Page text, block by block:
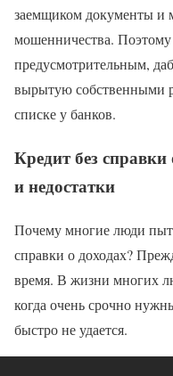
заемщиком документы и
мошенничества.
предусмотрительным,
вырытую собственными
списке у банков.
Кредит без
и недостатки
Почему многие люди
справки о доходах?
время. В жизни многих
когда очень срочно
быстро не удается.